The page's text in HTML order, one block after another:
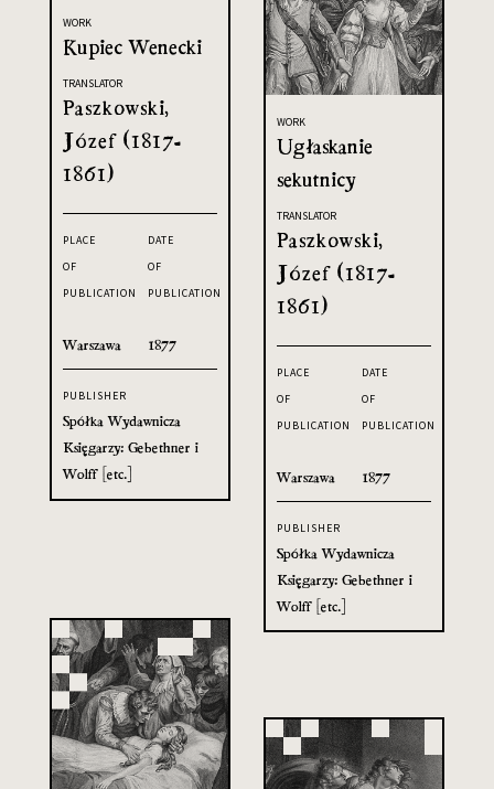
WORK
Kupiec Wenecki
TRANSLATOR
Paszkowski,
Józef (1817-
1861)
PLACE
OF
PUBLICATION
Warszawa
DATE
OF
PUBLICATION
1877
PUBLISHER
Spółka Wydawnicza
Księgarzy: Gebethner i
Wolff [etc.]
WORK
Ugłaskanie
sekutnicy
TRANSLATOR
Paszkowski,
Józef (1817-
1861)
PLACE
OF
PUBLICATION
Warszawa
DATE
OF
PUBLICATION
1877
PUBLISHER
Spółka Wydawnicza
Księgarzy: Gebethner i
Wolff [etc.]